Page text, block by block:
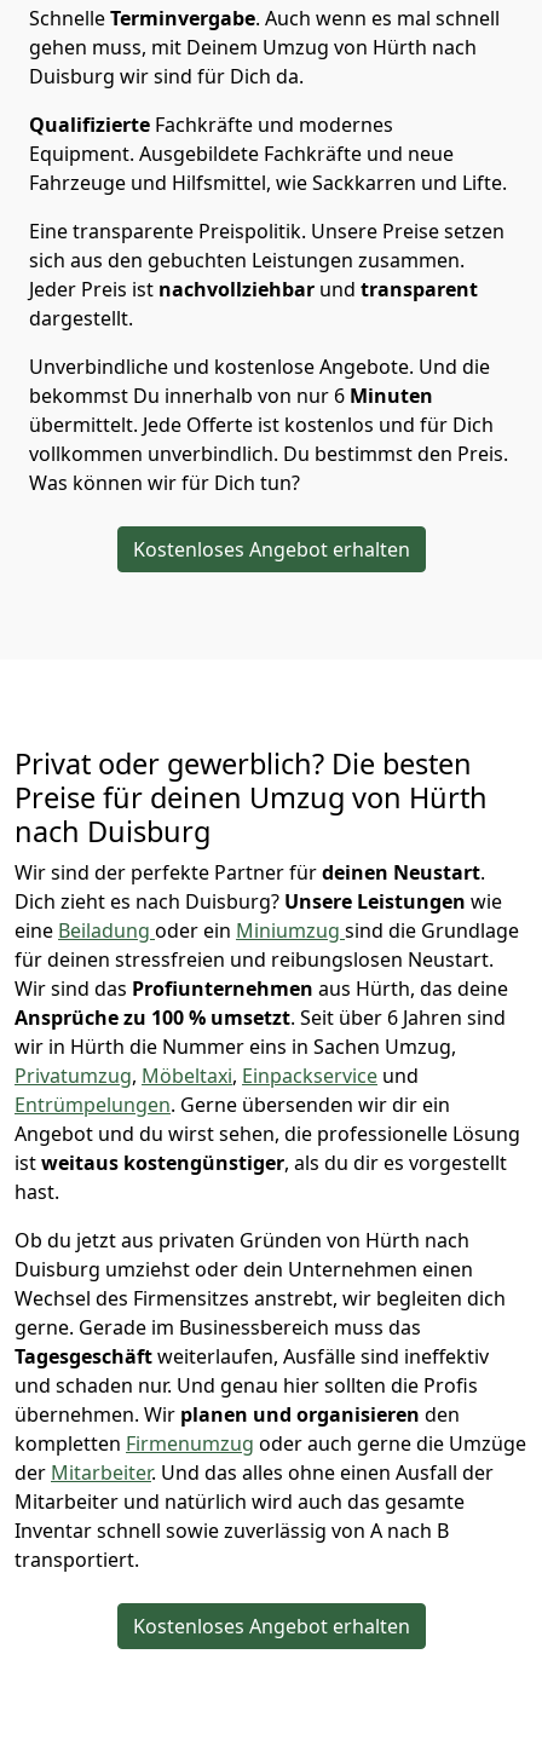
SchnelleTerminvergabe. Auch wenn es mal schnell
gehen muss, mit Deinem Umzug von Hürth nach
Duisburg wir sind für Dich da.
Qualifizierte Fachkräfte und modernes
Equipment. Ausgebildete Fachkräfte und neue
Fahrzeuge und Hilfsmittel, wie Sackkarren und Lifte.
Eine transparente Preispolitik. Unsere Preise setzen
sich aus den gebuchten Leistungen zusammen.
Jeder Preis ist nachvollziehbar und transparent
dargestellt.
Unverbindliche und kostenlose Angebote. Und die
bekommst Du innerhalb von nur 6 Minuten
übermittelt. Jede Offerte ist kostenlos und für Dich
vollkommen unverbindlich. Du bestimmst den Preis.
Was können wir für Dich tun?
Kostenloses Angebot erhalten
Privat oder gewerblich? Die besten
Preise für deinen Umzug von Hürth
nach Duisburg
Wir sind der perfekte Partner fürdeinen Neustart.
Dich zieht es nach Duisburg? Unsere Leistungen wie
eine Beiladung oder ein Miniumzug sind die Grundlage
für deinen stressfreien und reibungslosen Neustart.
Wir sind das Profiunternehmen aus Hürth, das deine
Ansprüche zu 100 % umsetzt. Seit über 6 Jahren sind
wir in Hürth die Nummer eins in Sachen Umzug,
Privatumzug, Möbeltaxi, Einpackservice und
Entrümpelungen. Gerne übersenden wir dir ein
Angebot und du wirst sehen, die professionelle Lösung
istweitaus kostengünstiger, als du dir es vorgestellt
hast.
Ob du jetzt aus privaten Gründen von Hürth nach
Duisburg umziehst oder dein Unternehmen einen
Wechsel des Firmensitzes anstrebt, wir begleiten dich
gerne. Gerade im Businessbereich muss das
Tagesgeschäftweiterlaufen, Ausfälle sind ineffektiv
und schaden nur. Und genau hier sollten die Profis
übernehmen. Wir planen und organisieren den
kompletten Firmenumzug oder auch gerne die Umzüge
der Mitarbeiter. Und das alles ohne einen Ausfall der
Mitarbeiter und natürlich wird auch das gesamte
Inventar schnell sowie zuverlässig von A nach B
transportiert.
Kostenloses Angebot erhalten